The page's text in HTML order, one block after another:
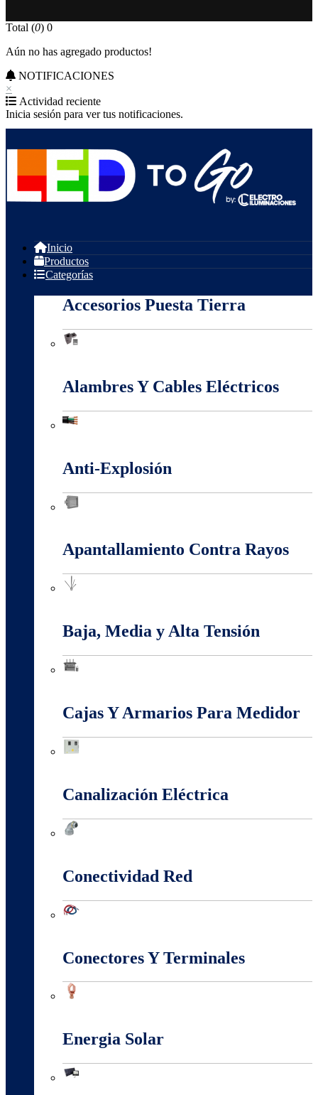
Total (0) 0
Aún no has agregado productos!
NOTIFICACIONES
×
Actividad reciente
Inicia sesión para ver tus notificaciones.
Inicio
Productos
Categorías
Accesorios Puesta Tierra
Alambres Y Cables Eléctricos
Anti-Explosión
Apantallamiento Contra Rayos
Baja, Media y Alta Tensión
Cajas Y Armarios Para Medidor
Canalización Eléctrica
Conectividad Red
Conectores Y Terminales
Energia Solar